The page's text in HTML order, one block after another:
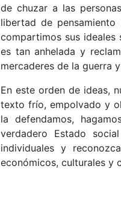
de chuzar a las
libertad de
compartimos sus
es tan anhelada y
mercaderes de la guerra
En este orden de ideas,
texto frío, empolvado y
la defendamos,
verdadero Estado
individuales y
económicos, culturales y